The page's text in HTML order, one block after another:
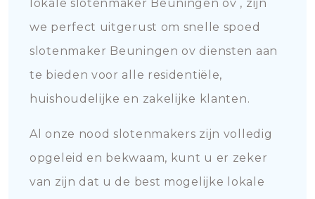
lokale slotenmaker Beuningen ov , zijn
we perfect uitgerust om snelle spoed
slotenmaker Beuningen ov diensten aan
te bieden voor alle residentiële,
huishoudelijke en zakelijke klanten.
Al onze nood slotenmakers zijn volledig
opgeleid en bekwaam, kunt u er zeker
van zijn dat u de best mogelijke lokale